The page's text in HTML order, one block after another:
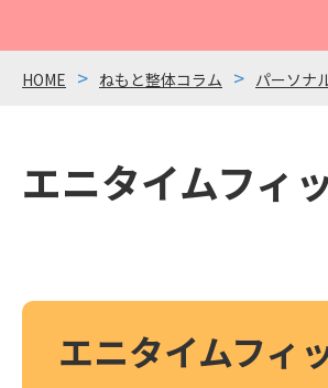
エニタイムフィ
HOME ねもと整体コラム パーソナ
エニタイムフィ